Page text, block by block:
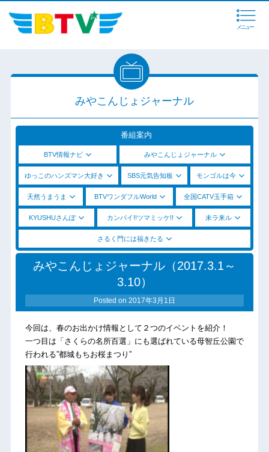
メニュー
みやこんじょジャーナル
番組案内
BTV情報ナビ みやこんじょジャーナル
ゆっこのハンズマン大好き SBS元気告知板 モンゴルは今
天然うまうま BTVワンダフルWorld 全国CATV玉手箱
KYUSHUさんぽ カンパイ!!ツマミッケ!! 未ラ来ル
さるく門には福きたる
みやこんじょジャーナル（2017.3.1～
3.10）
Posted on 2017年3月1日
今回は、春のお出かけ情報として２つのイベントを紹介！
一つ目は「さくらの名所百選」にも選ばれている母智丘公園で
行われる”都城もちお桜まつり”